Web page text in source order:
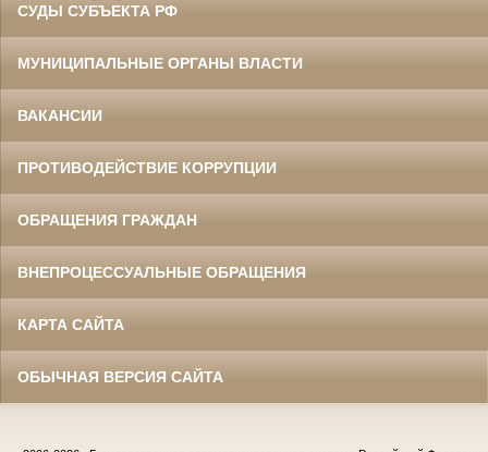
СУДЫ СУБЪЕКТА РФ
МУНИЦИПАЛЬНЫЕ ОРГАНЫ ВЛАСТИ
ВАКАНСИИ
ПРОТИВОДЕЙСТВИЕ КОРРУПЦИИ
ОБРАЩЕНИЯ ГРАЖДАН
ВНЕПРОЦЕССУАЛЬНЫЕ ОБРАЩЕНИЯ
КАРТА САЙТА
ОБЫЧНАЯ ВЕРСИЯ САЙТА